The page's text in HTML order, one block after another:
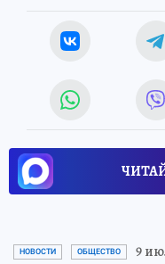
НОВОСТИ ОБЩЕСТВО 9